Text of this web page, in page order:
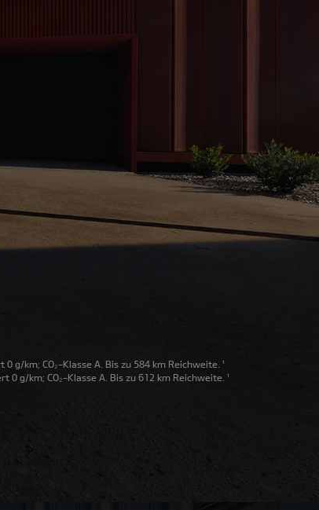
g/km; CO₂-Klasse A. Bis zu 584 km Reichweite. ¹
g/km; CO₂-Klasse A. Bis zu 612 km Reichweite. ¹